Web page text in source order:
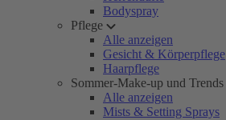
Bodyspray
Pflege
Alle anzeigen
Gesicht & Körperpflege
Haarpflege
Sommer-Make-up und Trends
Alle anzeigen
Mists & Setting Sprays